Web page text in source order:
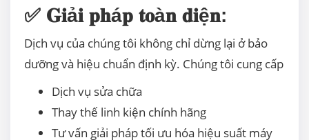
✅ 𝐆𝐢ả𝐢 𝐩𝐡á𝐩 𝐭𝐨à𝐧 𝐝𝐢ệ𝐧:
Dịch vụ của chúng tôi không chỉ dừng lại ở bảo
dưỡng và hiệu chuẩn định kỳ. Chúng tôi cung cấp
Dịch vụ sửa chữa
Thay thế linh kiện chính hãng
Tư vấn giải pháp tối ưu hóa hiệu suất máy